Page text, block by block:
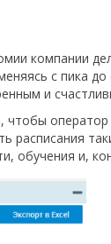
компании
с пика
и
расписания
обучения и,